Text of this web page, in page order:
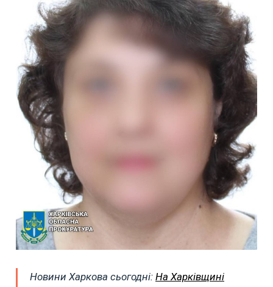
Новини Харкова сьогодні: На Харківщині